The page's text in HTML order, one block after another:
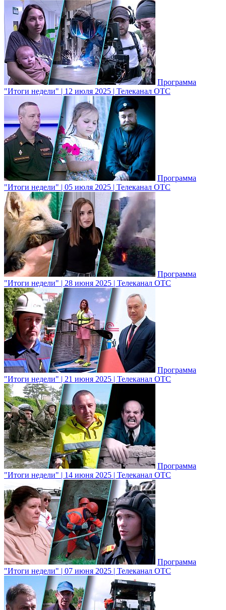
Программа
"Итоги недели" | 12 июля 2025 | Телеканал ОТС
Программа
"Итоги недели" | 05 июля 2025 | Телеканал ОТС
Программа
"Итоги недели" | 28 июня 2025 | Телеканал ОТС
Программа
"Итоги недели" | 21 июня 2025 | Телеканал ОТС
Программа
"Итоги недели" | 14 июня 2025 | Телеканал ОТС
Программа
"Итоги недели" | 07 июня 2025 | Телеканал ОТС